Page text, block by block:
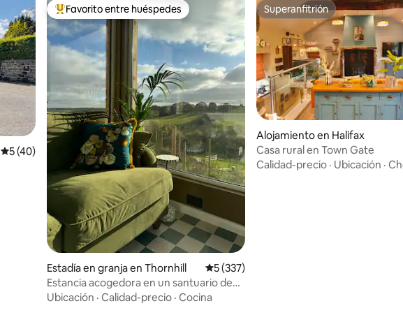
Calificación promedio: 5 de 5, 40 reseñas
5 (40)
Favorito entre huéspedes preferido
Favorito entre huéspedes
Estadía en granja en Thornhill Calificación promedio: 5 de 5, 337 reseñas
5 (337)
Estancia acogedora en un santuario de
animales
Ubicación · Calidad-precio · Cocina
Superanfitrión
Superanfitrión
Alojamiento en Halifax
Casa rural en Town Gate
Calidad-precio · Ubicación ·